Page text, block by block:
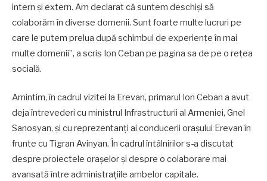
intern și extern. Am declarat că suntem deschiși să
colaborăm în diverse domenii. Sunt foarte multe lucruri pe
care le putem prelua după schimbul de experiențe în mai
multe domenii”, a scris Ion Ceban pe pagina sa de pe o rețea
socială.
Amintim, în cadrul vizitei la Erevan, primarul Ion Ceban a avut
deja întrevederi cu ministrul Infrastructurii al Armeniei, Gnel
Sanosyan, și cu reprezentanți ai conducerii orașului Erevan în
frunte cu Tigran Avinyan. În cadrul întâlnirilor s-a discutat
despre proiectele orașelor și despre o colaborare mai
avansată între administrațiile ambelor capitale.